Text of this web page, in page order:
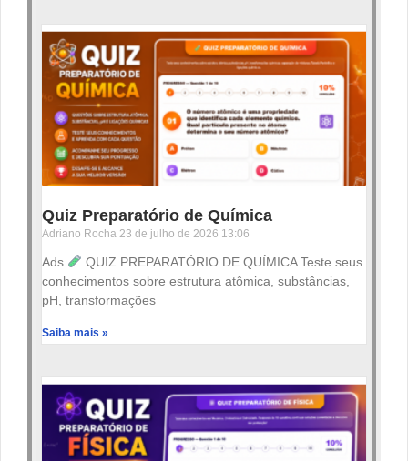
Quiz Preparatório de Química
Adriano Rocha 23 de julho de 2026 13:06
Ads
QUIZ PREPARATÓRIO DE QUÍMICA Teste seus
conhecimentos sobre estrutura atômica, substâncias,
pH, transformações
Saiba mais »